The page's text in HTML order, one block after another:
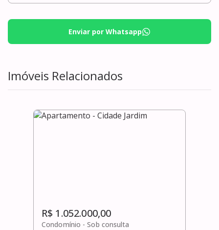
Enviar por Whatsapp
Imóveis Relacionados
R$ 1.052.000,00
Condomínio -Sob consulta